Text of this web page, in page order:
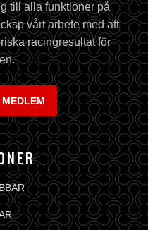
till alla funktioner på
vårt arbete med att
racingresultat för